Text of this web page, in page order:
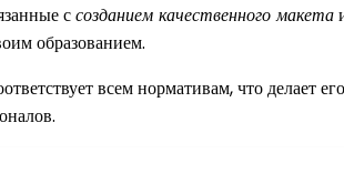
ссозданием качественного макета
образованием.
всем нормативам, что делает его